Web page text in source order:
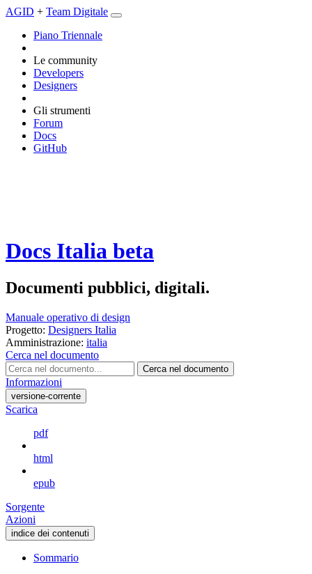
AGID + Team Digitale
Piano Triennale
Le community
Developers
Designers
Gli strumenti
Forum
Docs
GitHub
Docs Italia beta
Documenti pubblici, digitali.
Manuale operativo di design
Progetto: Designers Italia
Amministrazione: italia
Cerca nel documento
Cerca nel documento
Informazioni
versione-corrente
Scarica
pdf
html
epub
Sorgente
Azioni
indice dei contenuti
Sommario